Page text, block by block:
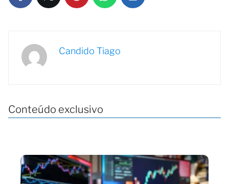
Candido Tiago
Conteúdo exclusivo